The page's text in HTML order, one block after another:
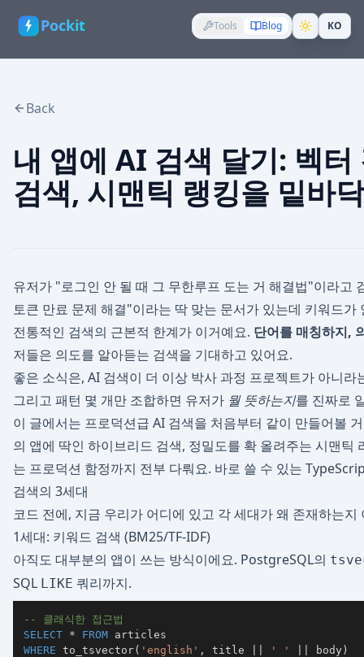
Pockit Tools Blog KO
Back
내 앱에 AI 검색 달기: 벡
검색, 시맨틱 랭킹을 밑바
유저가 "로그인 안 될 때 그 무한루프 도는 거 해결법"이라고
토큰 만료 문제 해결"이라는 딱 맞는 문서가 있는데 키워드가
전통적인 검색의 근본적 한계가 이거예요. 단어를 매칭하지,
저들은 의도를 알아듣는 검색을 기대하고 있어요.
좋은 소식은, AI 검색이 더 이상 박사 과정 프로젝트가 아니
그리고 패턴 몇 개만 조합하면 유저가 뭘 뜻하는지를 진짜로
이 글에서는 프로덕션급 AI 검색을 처음부터 같이 만들어볼
의 앱에 딱인 하이브리드 검색, 정밀도를 확 올려주는 시맨틱
는 프로덕션 함정까지 전부 다뤄요. 바로 쓸 수 있는
검색의 3세대
코드 전에, 지금 우리가 어디에 있고 각 세대가 왜 존재하는지
1세대: 키워드 검색 (BM25/TF-IDF)
아직도 대부분의 앱이 쓰는 방식이에요. PostgreSQL의
SQL LIKE 쿼리까지.
-- 클래식한 접근법
SELECT * FROM
WHERE to_tsvector( 'english' , title ' ' body )